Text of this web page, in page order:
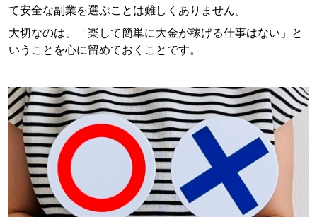
て安全な副業を選ぶことは難しくありません。
大切なのは、「楽して簡単に大金が稼げる仕事はない」と
いうことを心に留めておくことです。